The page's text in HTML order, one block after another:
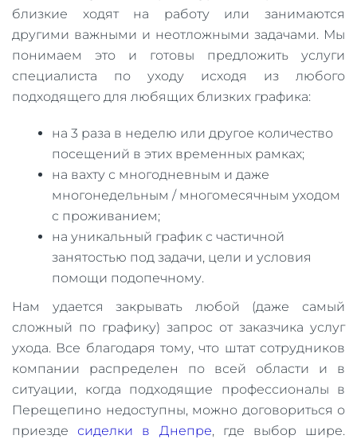
близкие ходят на работу или занимаются
другими важными и неотложными задачами. Мы
понимаем это и готовы предложить услуги
специалиста по уходу исходя из любого
подходящего для любящих близких графика:
на 3 раза в неделю или другое количество
посещений в этих временных рамках;
на вахту с многодневным и даже
многонедельным / многомесячным уходом
с проживанием;
на уникальный график с частичной
занятостью под задачи, цели и условия
помощи подопечному.
Нам удается закрывать любой (даже самый
сложный по графику) запрос от заказчика услуг
ухода. Все благодаря тому, что штат сотрудников
компании распределен по всей области и в
ситуации, когда подходящие профессионалы в
Перещепино недоступны, можно договориться о
приезде сиделки в Днепре, где выбор шире.